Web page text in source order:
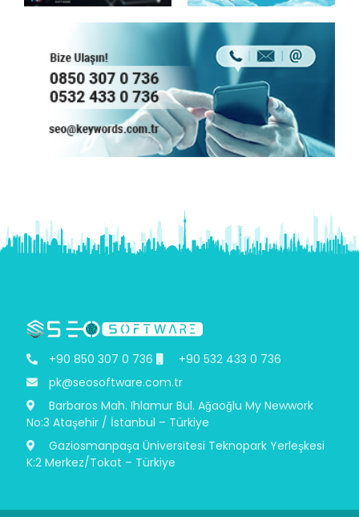
+90 850 307 0 736
+90 532 433 0 736
pk@seosoftware.com.tr
Barbaros Mah. Ihlamur Bul. Ağaoğlu My Newwork
No:3 Ataşehir / İstanbul – Türkiye
Gaziosmanpaşa Üniversitesi Teknopark Yerleşkesi
K:2 Merkez/Tokat – Türkiye